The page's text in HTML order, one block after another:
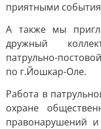
приятными
А также мы
дружный
патрульно-
по г.Йошкар-Оле.
Работа в
охране
правонарушений